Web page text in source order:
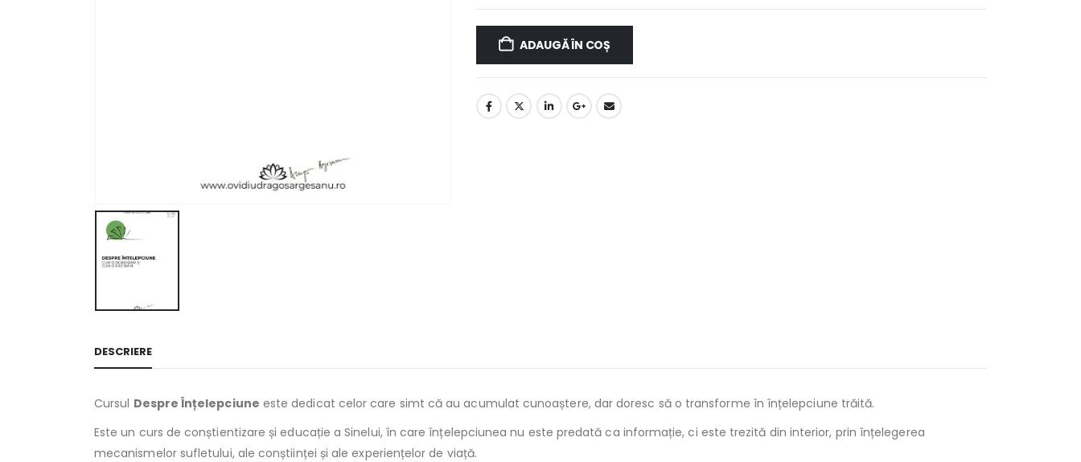
ADAUGĂ ÎN COȘ
DESCRIERE
Cursul Despre Înțelepciune este dedicat celor care simt că au acumulat cunoaștere, dar doresc să o transforme în înțelepciune trăită.
Este un curs de conștientizare și educație a Sinelui, în care înțelepciunea nu este predată ca informație, ci este trezită din interior, prin înțelegerea
mecanismelor sufletului, ale conștiinței și ale experiențelor de viață.